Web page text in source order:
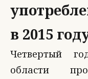
в 2015
Четвертый
области